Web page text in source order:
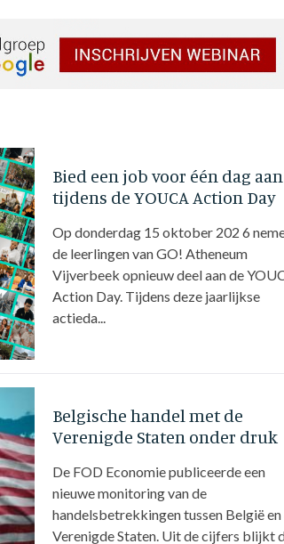
Bied een job voor één dag aan
tijdens de YOUCA Action Day
Op donderdag 15 oktober 202 6
de leerlingen van GO! Atheneum
Vijverbeek opnieuw deel aan de
Action Day. Tijdens deze jaarlijkse
actieda...
Belgische handel met de
Verenigde Staten onder druk
De FOD Economie publiceerde een
nieuwe monitoring van de
handelsbetrekkingen tussen België en
Verenigde Staten. Uit de cijfers blijkt